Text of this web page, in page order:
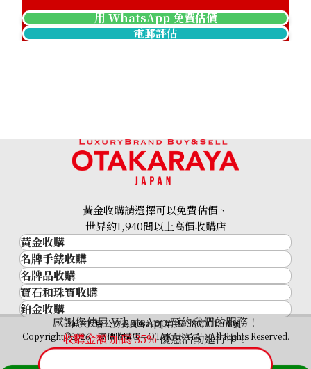
Chanel Matelasse Caviar Skin Chain Shoulder
參考回收價
HKD 55,860.36
用 WhatsApp 免費估價
電郵評估
感謝您使用 WhatsApp 預約我們的服務！
收購金額 加碼35%優惠活動進行中！
黃金收購請選擇可以免費估價、
世界約1,940間以上高價收購店
黃金收購
黃金･金條
金條
金幣及銀幣
過去十年黃金價格
金飾
金戒指
名牌手錶收購
名牌手錶收購
勞力士 (Rolex)
Patek Philippe
Audemars Piguet
Vacheron Constantin
A. Lange & Söhne
名牌品收購
名牌品收購
HERMES
LOUIS VUITTON
CHANEL
卡地亞（Cartier）
寶石和珠寶收購
寶石和珠寶
祖母綠
藍寶石
鉑金收購
神奈川縣公安委員會許可 第451380001308號
Copyright©2026 高價收購店—OTAKARAYA All Rights Reserved.